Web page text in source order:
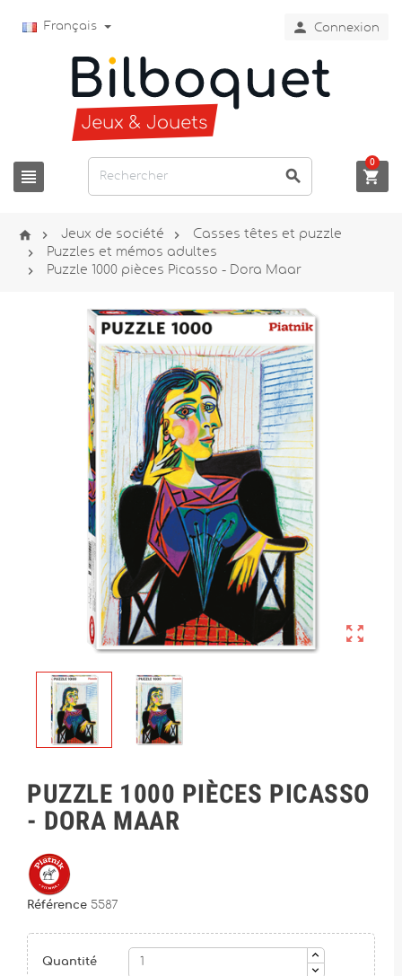
Français  Connexion
  
0
  Jeux de société  Casses têtes et puzzle
 Puzzles et mémos adultes
 Puzzle 1000 pièces Picasso - Dora Maar

PUZZLE 1000 PIÈCES PICASSO
- DORA MAAR
Référence 5587
Quantité